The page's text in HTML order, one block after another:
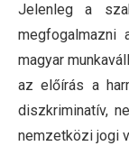
Jelenleg a
megfogalmazni
magyar
az előírás a
diszkriminatív,
nemzetközi jogi